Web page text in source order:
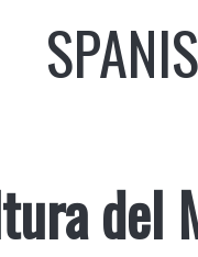
del